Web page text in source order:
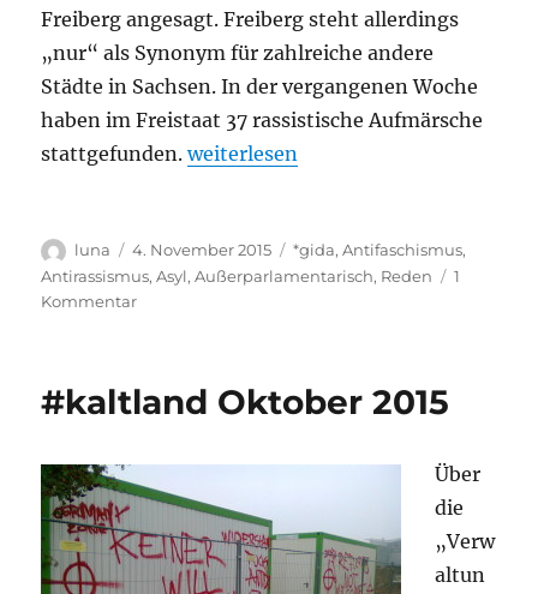
Freiberg angesagt. Freiberg steht allerdings
„nur“ als Synonym für zahlreiche andere
Städte in Sachsen. In der vergangenen Woche
haben im Freistaat 37 rassistische Aufmärsche
stattgefunden.„Reale Ausgrenzung schafft auch
weiterlesen
Autor
luna
Veröffentlicht
am
4. November 2015 Kategorien
*gida,Antifaschismus,
Antirassismus,Asyl,Außerparlamentarisch, Reden
1
Kommentarzu
auch
#kaltland Oktober 2015
Über
die
„Verw
altun